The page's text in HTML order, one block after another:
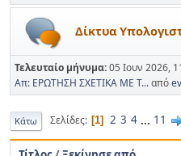
Δίκτυα
Τελευταίο μήνυμα:05 Ιουν 2026,
Απ: ΕΡΩΤΗΣΗ ΣΧΕΤΙΚΑ ΜΕ Τ...από
Κάτω Σελίδες 1 2 3 4 ... 11